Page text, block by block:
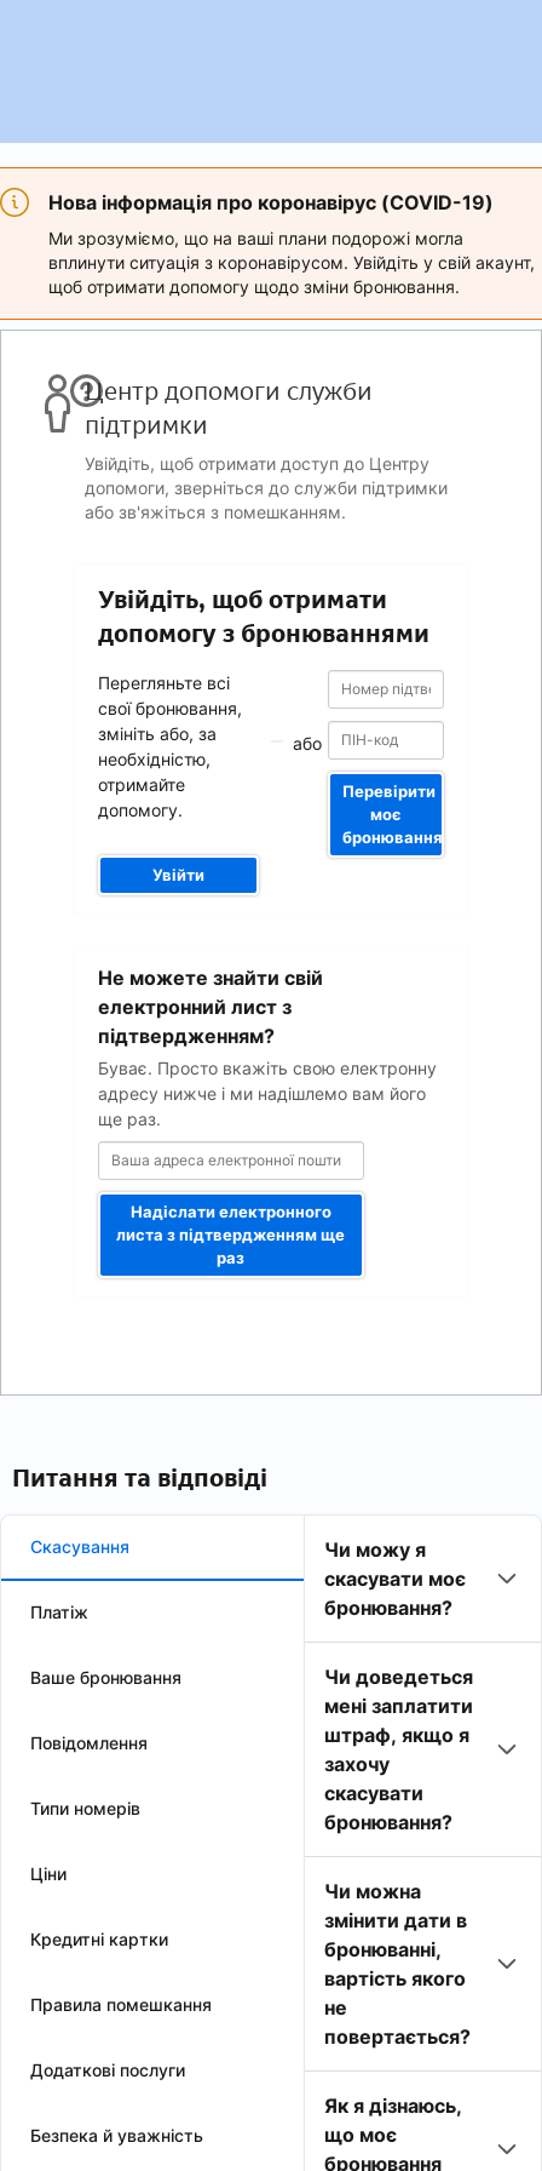
Нова інформація про коронавірус (COVID-19)
Ми зрозуміємо, що на ваші плани подорожі могла
вплинути ситуація з коронавірусом. Увійдіть у свій акаунт,
щоб отримати допомогу щодо зміни бронювання.
Центр допомоги служби
підтримки
Увійдіть, щоб отримати доступ до Центру
допомоги, зверніться до служби підтримки
або зв'яжіться з помешканням.
Увійдіть, щоб отримати
допомогу з бронюваннями
Перегляньте всі
свої бронювання,
змініть або, за
необхідністю,
отримайте
допомогу.
Увійти
або
Номер
підтвердження
Номер
підтвердження
Перевірити
моє
бронювання
Не можете знайти свій
електронний лист з
підтвердженням?
Буває. Просто вкажіть свою електронну
адресу нижче і ми надішлемо вам його
ще раз.
адреса
електронної
пошти
Надіслати електронного
листа з підтвердженням ще
раз
Питання та відповіді
Скасування
Платіж
Ваше бронювання
Повідомлення
Типи номерів
Ціни
Кредитні картки
Правила помешкання
Додаткові послуги
Безпека й уважність
Чи можу я
скасувати моє
бронювання?
Чи доведеться
мені заплатити
штраф, якщо я
захочу
скасувати
бронювання?
Чи можна
змінити дати в
бронюванні,
вартість якого
не
повертається?
Як я дізнаюсь,
що моє
бронювання